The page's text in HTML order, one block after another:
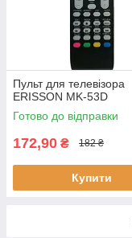
Пульт для телевізора
ERISSON MK-53D
Готово до відправки
172,90 ₴ 182 ₴
Купити